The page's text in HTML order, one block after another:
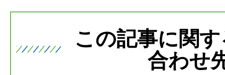
この記事に関
合わせ